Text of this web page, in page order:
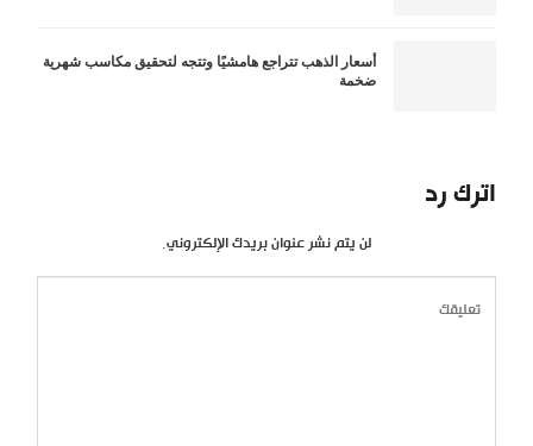
أسعار الذهب تتراجع هامشيًا وتتجه لتحقيق مكاسب شهرية
ضخمة
اترك رد
لن يتم نشر عنوان بريدك الإلكتروني.